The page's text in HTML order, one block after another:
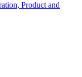
Product and